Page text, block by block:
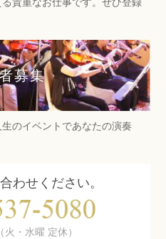
募集
のイベントであなたの演奏
わせください。
・水曜 定休）